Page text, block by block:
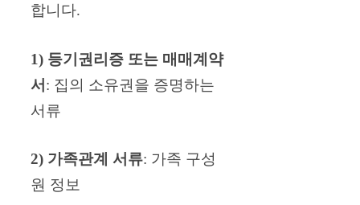
합니다.
1) 등기권리증 또는 매매계약
서 : 집의 소유권을 증명하는
서류
2) 가족관계 서류: 가족 구성
원 정보